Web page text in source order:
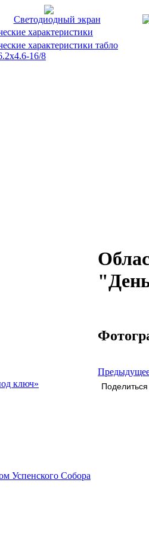
Светодиодный экран
характеристики
характеристики табло
16/8
ключ»
Успенского Собора
Поделиться